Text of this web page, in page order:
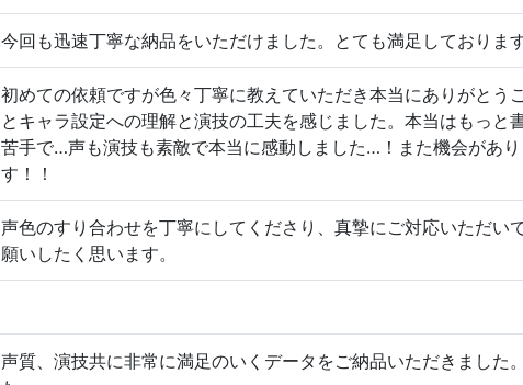
今回も迅速丁寧な納品をいただけました。とても満足しておりま
初めての依頼ですが色々丁寧に教えていただき本当にありがとう
とキャラ設定への理解と演技の工夫を感じました。本当はもっと
苦手で…声も演技も素敵で本当に感動しました…！また機会があ
す！！
声色のすり合わせを丁寧にしてくださり、真摯にご対応いただい
願いしたく思います。
声質、演技共に非常に満足のいくデータをご納品いただきました